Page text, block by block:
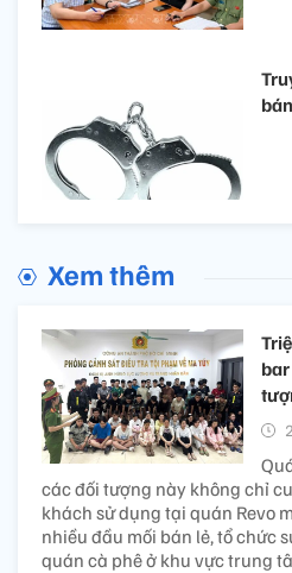
Xem thêm
các đối tượng này không chỉ
khách sử dụng tại quán Revo
nhiều đầu mối bán lẻ, tổ chức
quán cà phê ở khu vực trung